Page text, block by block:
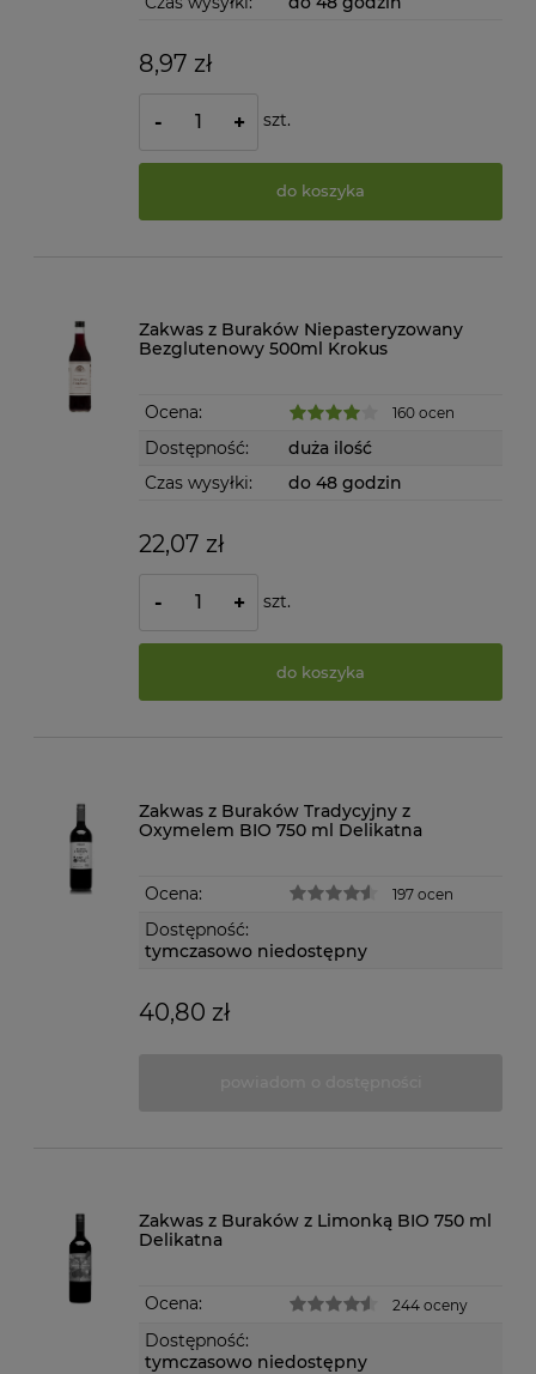
8,97 zł
- + szt.
do koszyka
Zakwas z Buraków Niepasteryzowany
Bezglutenowy 500ml Krokus
Ocena: 160 ocen
Dostępność:
duża ilość
Czas wysyłki:
do 48 godzin
22,07 zł
- + szt.
do koszyka
Zakwas z Buraków Tradycyjny z
Oxymelem BIO 750 ml Delikatna
Ocena: 197 ocen
Dostępność:
tymczasowo niedostępny
40,80 zł
Zakwas z Buraków z Limonką BIO 750 ml
Delikatna
Ocena: 244 oceny
Dostępność:
tymczasowo niedostępny